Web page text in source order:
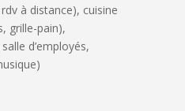
à distance), cuisine
grille-pain),
d’employés,